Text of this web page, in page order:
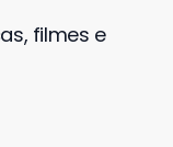
filmes e